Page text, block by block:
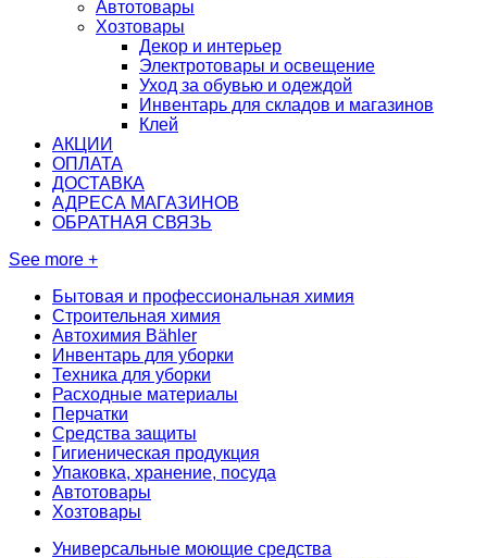
Автотовары
Хозтовары
Декор и интерьер
Электротовары и освещение
Уход за обувью и одеждой
Инвентарь для складов и магазинов
Клей
АКЦИИ
ОПЛАТА
ДОСТАВКА
АДРЕСА МАГАЗИНОВ
ОБРАТНАЯ СВЯЗЬ
See more +
Бытовая и профессиональная химия
Строительная химия
Автохимия Bähler
Инвентарь для уборки
Техника для уборки
Расходные материалы
Перчатки
Средства защиты
Гигиеническая продукция
Упаковка, хранение, посуда
Автотовары
Хозтовары
Универсальные моющие средства